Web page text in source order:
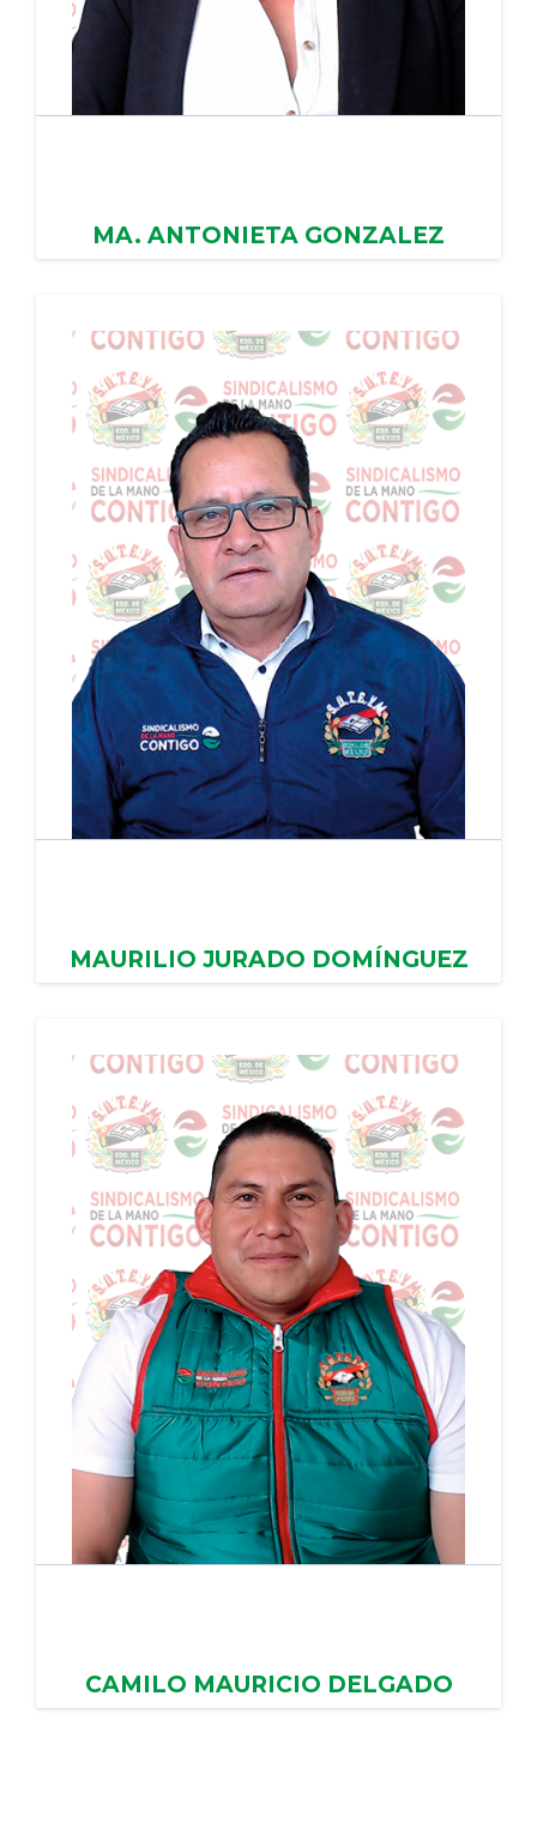
MA. ANTONIETA GONZALEZ
AYUNTAMIENTO DE JILOTZINGO, PERIODO:
12/01/2024 - 11/01/2028
PERIODO: 12/01/2024 - 11/01/2028
MAURILIO JURADO DOMÍNGUEZ
AYUNTAMIENTO VALLE DE BRAVO DIF Y ODAPAS,
PERIODO: 09/02/2024 - 08/02/2028
PERIODO: 09/02/2024 - 08/02/2028
CAMILO MAURICIO DELGADO